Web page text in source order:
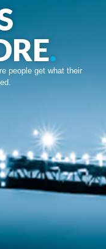
.
people get what their